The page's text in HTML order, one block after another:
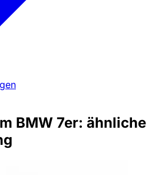
BMW 7er: ähnliche